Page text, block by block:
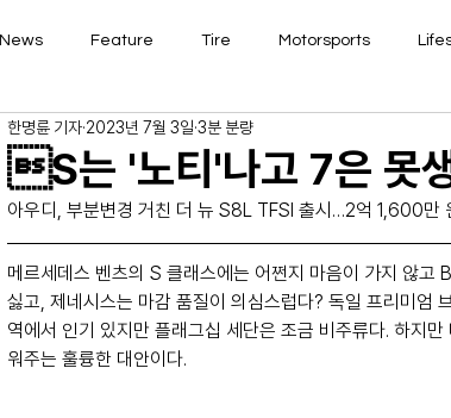
News Feature Tire Motorsports
S는 '노티'나고 7은 못
한명륜 기자 2023년 7월 3일 3분 분량
아우디, 부분변경 거친 더 뉴 S8L TFSI 출시…2억 1,600만
메르세데스 벤츠의 S 클래스에는 어쩐지 마음이 가지 않
싫고, 제네시스는 마감 품질이 의심스럽다? 독일 프리미엄
역에서 인기 있지만 플래그십 세단은 조금 비주류다. 하지
워주는 훌륭한 대안이다.